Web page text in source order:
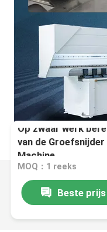
Op zwaar werk
van de
Machine
MOQ：1 reeks
Beste prijs